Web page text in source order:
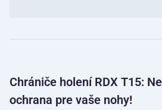
Chrániče holení RDX T15:
ochrana pre vaše nohy!